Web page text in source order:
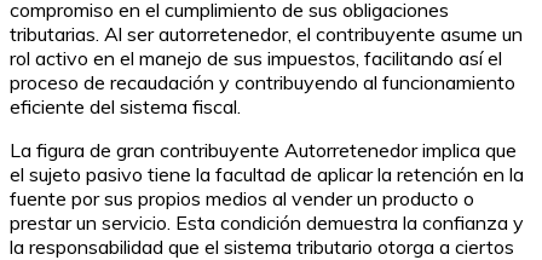
compromiso en el cumplimiento de sus obligaciones
tributarias. Al ser autorretenedor, el contribuyente asume un
rol activo en el manejo de sus impuestos, facilitando así el
proceso de recaudación y contribuyendo al funcionamiento
eficiente del sistema fiscal.
La figura de gran contribuyente Autorretenedor implica que
el sujeto pasivo tiene la facultad de aplicar la retención en la
fuente por sus propios medios al vender un producto o
prestar un servicio. Esta condición demuestra la confianza y
la responsabilidad que el sistema tributario otorga a ciertos